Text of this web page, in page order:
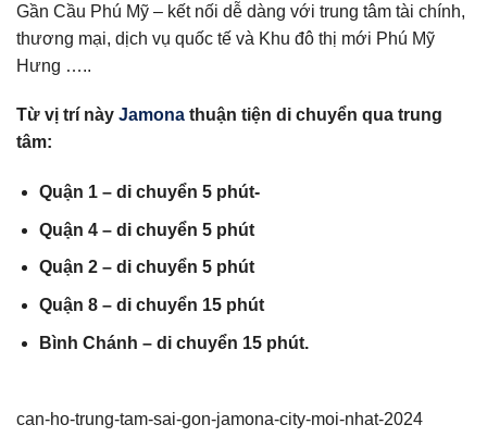
Gần Cầu Phú Mỹ – kết nối dễ dàng với trung tâm tài chính,
thương mại, dịch vụ quốc tế và Khu đô thị mới Phú Mỹ
Hưng …..
Từ vị trí này Jamona thuận tiện di chuyển qua trung
tâm:
Quận 1 – di chuyển 5 phút-
Quận 4 – di chuyển 5 phút
Quận 2 – di chuyển 5 phút
Quận 8 – di chuyển 15 phút
Bình Chánh – di chuyển 15 phút.
can-ho-trung-tam-sai-gon-jamona-city-moi-nhat-2024